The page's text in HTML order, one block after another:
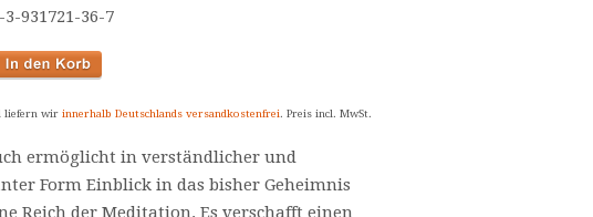
3-931721-36-7
liefern wir innerhalb Deutschlands versandkostenfrei. Preis incl. MwSt.
ermöglicht in verständlicher und
Form Einblick in das bisher Geheimnis
Reich der Meditation. Es verschafft einen